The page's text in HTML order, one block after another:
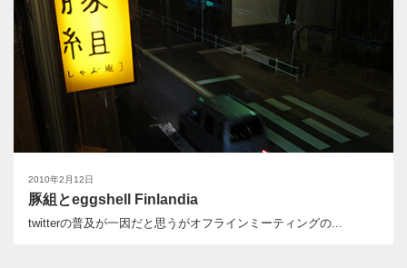
2010年2月12日
豚組とeggshell Finlandia
twitterの普及が一因だと思うがオフラインミーティングの...